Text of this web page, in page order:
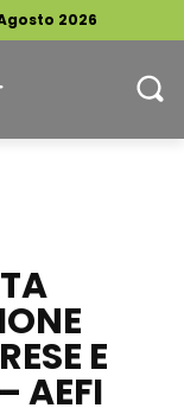
2026
E
AEFI